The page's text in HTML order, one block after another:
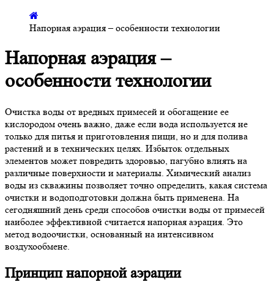
Напорная аэрация – особенности технологии
Напорная аэрация –
особенности технологии
Очистка воды от вредных примесей и обогащение ее
кислородом очень важно, даже если вода используется не
только для питья и приготовления пищи, но и для полива
растений и в технических целях. Избыток отдельных
элементов может повредить здоровью, пагубно влиять на
различные поверхности и материалы. Химический анализ
воды из скважины позволяет точно определить, какая система
очистки и водоподготовки должна быть применена. На
сегодняшний день среди способов очистки воды от примесей
наиболее эффективной считается напорная аэрация. Это
метод водоочистки, основанный на интенсивном
воздухообмене.
Принцип напорной аэрации